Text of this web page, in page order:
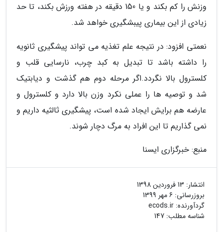
وزنش را کم بکند و یا 150 دقیقه در هفته ورزش بکند، تا حد
زیادی از این بیماری پیبشگیری خواهد شد.
نعمتی افزود: در نتیجه علم تغذیه می تواند پیشگیری ثانویه
را داشته باشد تا تبدیل به کبد چرب، نارسایی قلب و
کلسترول بالا نگردد.اگر مرحله دوم هم گذشت و دیابتیک
شد و توصیه ها را عملی نکرد وزن بالا دارد و کلسترول و
عارضه هم برایش ایجاد شده است، پیشگیری ثالثیه داریم و
نمی گذاریم تا این افراد به مرگ دچار شوند.
منبع: خبرگزاری ایسنا
انتشار: 13 فروردین 1398
بروزرسانی: 6 مهر 1399
گردآورنده: ecods.ir
شناسه مطلب: 147